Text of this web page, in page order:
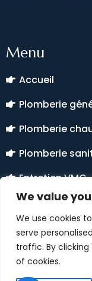
We value
We use cookies
serve
traffic. By
of cookies.
Menu
Accueil
Plomberie
Plomberie
Plomberie
Entretien VMC
Climatisation
Copyright ©